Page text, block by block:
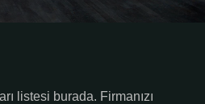
listesi burada. Firmanızı